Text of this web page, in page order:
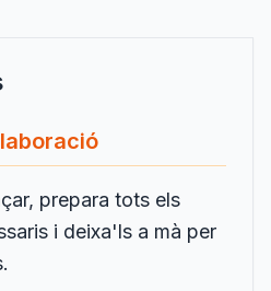
prepara tots els
i deixa'ls a mà per